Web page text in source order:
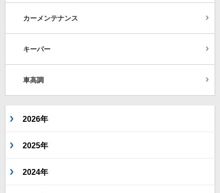
カーメンテナンス
キーパー
車高調
2026年
2025年
2024年